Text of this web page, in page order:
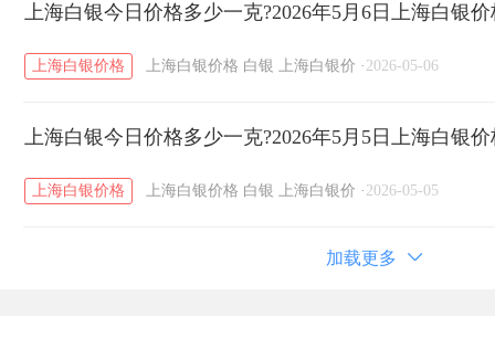
上海白银今日价格多少一克?2026年5月6日上海白银
上海白银价格 上海白银价格 白银 上海白银价 · 2026-05-06
上海白银今日价格多少一克?2026年5月5日上海白银
上海白银价格 上海白银价格 白银 上海白银价 · 2026-05-05
加载更多